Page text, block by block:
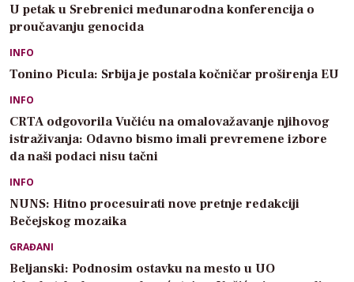
U petak u Srebrenici međunarodna konferencija o
proučavanju genocida
INFO
Tonino Picula: Srbija je postala kočničar proširenja EU
INFO
CRTA odgovorila Vučiću na omalovažavanje njihovog
istraživanja: Odavno bismo imali prevremene izbore
da naši podaci nisu tačni
INFO
NUNS: Hitno procesuirati nove pretnje redakciji
Bečejskog mozaika
GRAĐANI
Beljanski: Podnosim ostavku na mesto u UO